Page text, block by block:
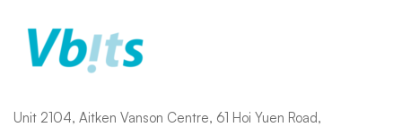
Unit 2104, Aitken Vanson Centre, 61 Hoi Yuen Road,